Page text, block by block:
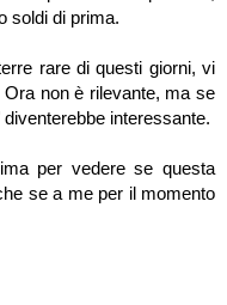
soldi di prima.
rare di questi giorni, vi
non è rilevante, ma se
interessante.
per vedere se questa
se a me per il momento